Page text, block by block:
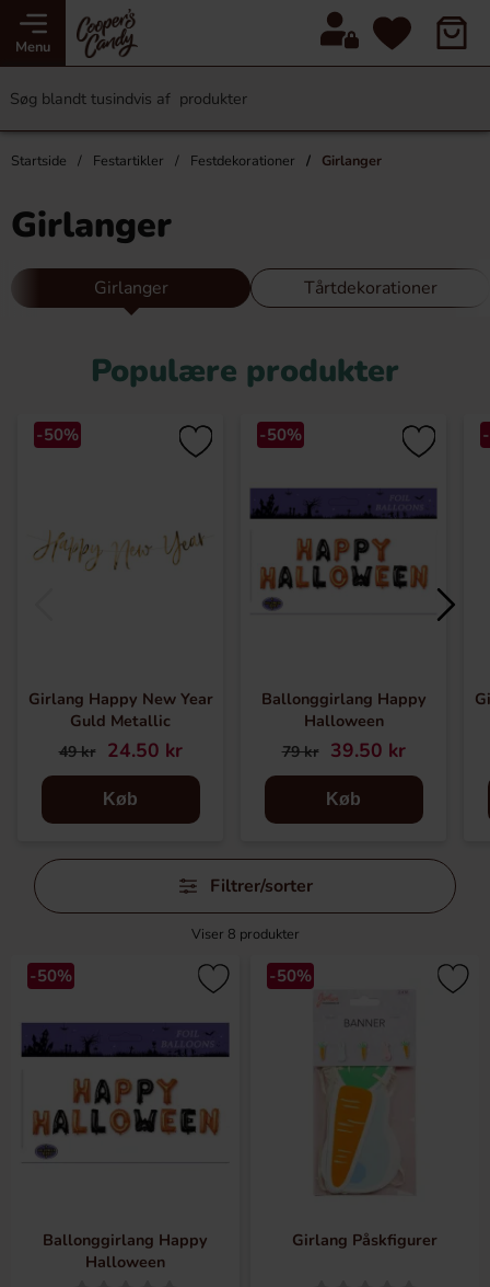
Menu
Startside Festartikler Festdekorationer Girlanger
Girlanger
Girlanger Tårtdekorationer
Populære produkter
-50%
Girlang Happy New Year
Guld Metallic
49 kr 24.50 kr
Køb
-50%
Ballonggirlang Happy
Halloween
79 kr 39.50 kr
Køb
Spring
filtre
Filtrer/sorter
Viser 8 produkter
-50%
Ballonggirlang Happy
Halloween
-50%
Girlang Påskfigurer